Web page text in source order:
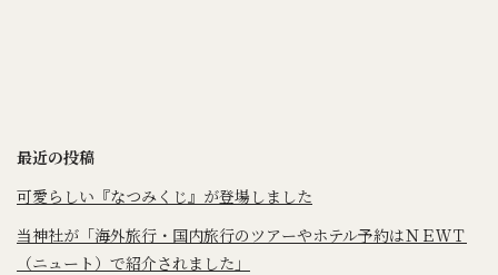
最近の投稿
可愛らしい『なつみくじ』が登場しました
当神社が「海外旅行・国内旅行のツアーやホテル予約はＮＥＷＴ
（ニュート）で紹介されました」